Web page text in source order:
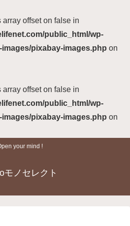
array offset on false in
public_html/wp-
pixabay-images.php on
array offset on false in
public_html/wp-
pixabay-images.php on
your mind !
モノセレクト